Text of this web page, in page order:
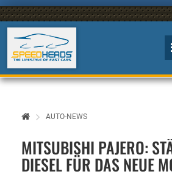
AUTO-NEWS
MITSUBISHI PAJERO:
DIESEL FÜR DAS NEUE